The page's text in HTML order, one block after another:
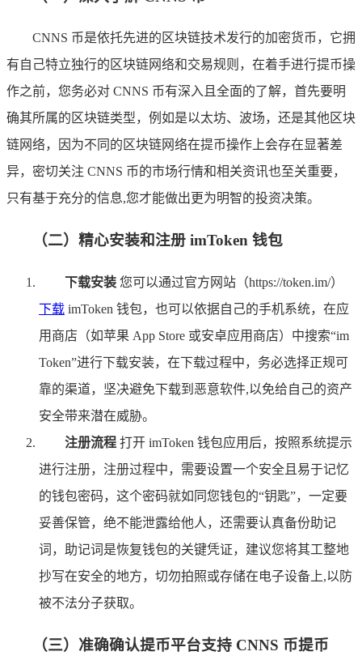
CNNS 币是依托先进的区块链技术发行的加密货币，它拥
有自己特立独行的区块链网络和交易规则，在着手进行提币操
作之前，您务必对 CNNS 币有深入且全面的了解，首先要明
确其所属的区块链类型，例如是以太坊、波场，还是其他区块
链网络，因为不同的区块链网络在提币操作上会存在显著差
异，密切关注 CNNS 币的市场行情和相关资讯也至关重要，
只有基于充分的信息,您才能做出更为明智的投资决策。
（二）精心安装和注册 imToken 钱包
下载安装 您可以通过官方网站（https://token.im/）
下载 imToken 钱包，也可以依据自己的手机系统，在应
用商店（如苹果 App Store 或安卓应用商店）中搜索“im
Token”进行下载安装，在下载过程中，务必选择正规可
靠的渠道，坚决避免下载到恶意软件,以免给自己的资产
安全带来潜在威胁。
注册流程 打开 imToken 钱包应用后，按照系统提示
进行注册，注册过程中，需要设置一个安全且易于记忆
的钱包密码，这个密码就如同您钱包的“钥匙”，一定要
妥善保管，绝不能泄露给他人，还需要认真备份助记
词，助记词是恢复钱包的关键凭证，建议您将其工整地
抄写在安全的地方，切勿拍照或存储在电子设备上,以防
被不法分子获取。
（三）准确确认提币平台支持 CNNS 币提币